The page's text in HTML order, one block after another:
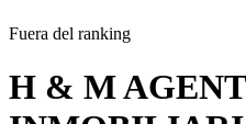
Fuera del ranking
H & M